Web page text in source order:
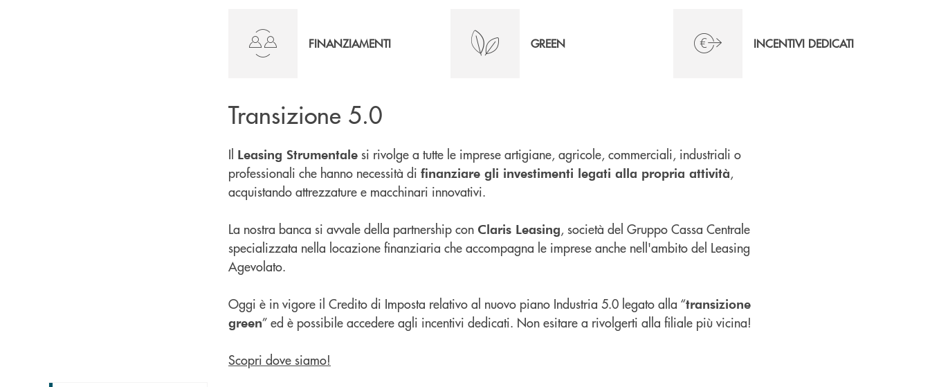
FINANZIAMENTI GREEN INCENTIVI DEDICATI
Transizione 5.0
Il Leasing Strumentale si rivolge a tutte le imprese artigiane, agricole, commerciali, industriali o
professionali che hanno necessità di finanziare gli investimenti legati alla propria attività,
acquistando attrezzature e macchinari innovativi.
La nostra banca si avvale della partnership con Claris Leasing, società del Gruppo Cassa Centrale
specializzata nella locazione finanziaria che accompagna le imprese anche nell'ambito del Leasing
Agevolato.
Oggi è in vigore il Credito di Imposta relativo al nuovo piano Industria 5.0 legato alla “transizione
green” ed è possibile accedere agli incentivi dedicati. Non esitare a rivolgerti alla filiale più vicina!
Scopri dove siamo!